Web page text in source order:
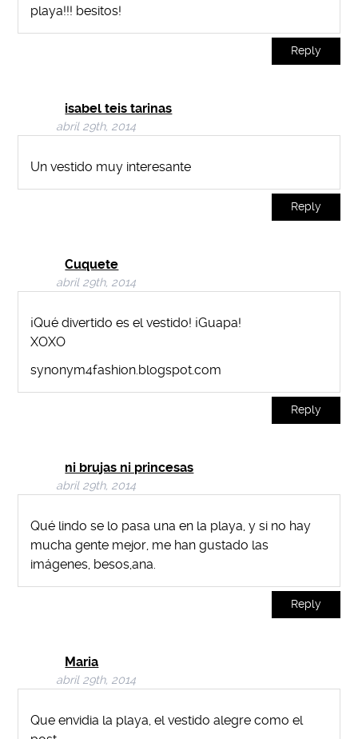
playa!!! besitos!
Reply
isabel teis tarinas
abril 29th, 2014
Un vestido muy interesante
Reply
Cuquete
abril 29th, 2014
¡Qué divertido es el vestido! ¡Guapa!
XOXO
synonym4fashion.blogspot.com
Reply
ni brujas ni princesas
abril 29th, 2014
Qué lindo se lo pasa una en la playa, y si no hay
mucha gente mejor, me han gustado las
imágenes, besos,ana.
Reply
Maria
abril 29th, 2014
Que envidia la playa, el vestido alegre como el